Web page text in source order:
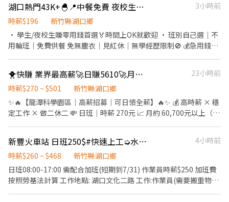
0901312635 方小姐
湖口熱門43K+🐣📍中餐免費 夜校生OK | 提供週領 🔥產品組裝 高錄取
3小時前
時薪$196
新竹縣湖口鄉
• 學生/夜校生賺零用錢首選🏅時間上OK就歡迎 • 班別自己選｜不
用輪班｜免費供餐 免無塵衣｜見紅休｜無學經歷限制🚫 💰急用錢可
7:00-15:55 💲薪約 : 39,000⬆️加班另計 中班17:00-1:55 💲薪約 :
43,000⬆️加班另計 🔥高錄取 🔥書審快 🔥可朋友一起 ꒰ 應徵資訊ℹ️꒱
🅛🅘🅝🅔@255qzfsc (或搜尋電話號碼也可加好友!!!) 📲來電:0972-
119-545 | 小艾𓂃𖤣˚
🐥快賺 業界最高薪🚀日賺5610🚀月休15天🚀 高時薪300🔥日領全薪🔥輕鬆品檢
23小時前
時薪$270 ~ $501
新竹縣湖口鄉
✨🔥【龍潭科學園區｜高薪招募｜可日領全薪】🔥✨ 💰 高時薪 × 穩
定工作 × 做二休二 💸 日班｜時薪 270元 📈 月約 60,700元以上（含
10H， 5,610元 （4天高達22,440元） 💵 薪資彈性領 ✅ 可日領最高
2,700元 ✅ 可週領 1,700元／天 📍 工作地點 桃園市龍潭區 龍園五路
🚗 楊梅愛買 約8分鐘 🚗 龍潭大池 約10分鐘 🚗 平鎮工業區／烏樹林
約10分鐘 🚌免費交通車 ✨中壢➜中壢吉林路和長春五路 路口 ✨八德
新豐火車站 日班250$#快速上工➭水冷散熱器作業員『週休六日
4小時前
時薪$260 ~ $468
新竹縣湖口鄉
日班08:00-17:00 需配合加班(短期到7/31) 作業員時薪$250 加班費
按照勞基法計算 工作地點: 湖口文化二路 工作:作業員(需要搬重物跟